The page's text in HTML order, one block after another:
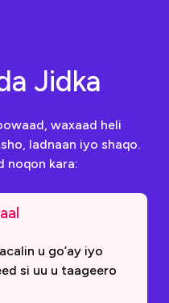
Jidka
waxaad heli
ladnaan iyo shaqo.
noqon kara:
u go’ay iyo
si uu u taageero